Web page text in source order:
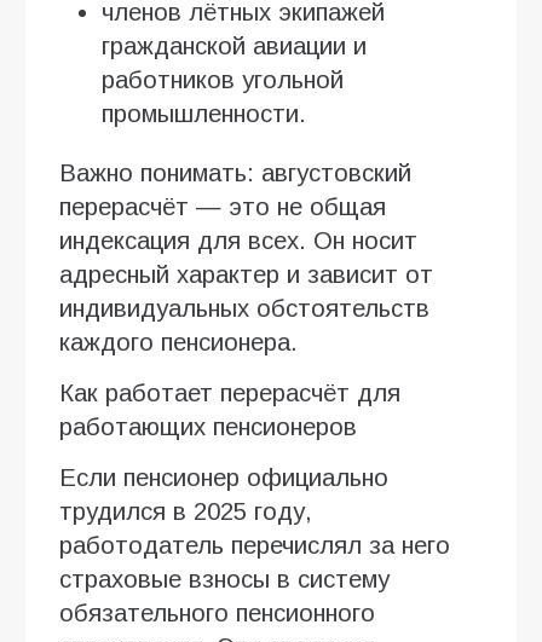
членов лётных экипажей
гражданской авиации и
работников угольной
промышленности.
Важно понимать: августовский
перерасчёт — это не общая
индексация для всех. Он носит
адресный характер и зависит от
индивидуальных обстоятельств
каждого пенсионера.
Как работает перерасчёт для
работающих пенсионеров
Если пенсионер официально
трудился в 2025 году,
работодатель перечислял за него
страховые взносы в систему
обязательного пенсионного